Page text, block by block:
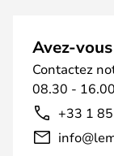
Avez-
Contactez
08.30 -
+33 1